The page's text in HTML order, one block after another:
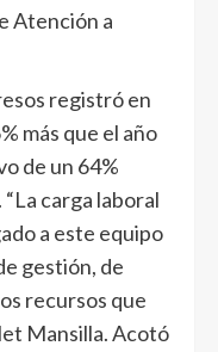
Atención a
registró en
más que el año
de un 64%
carga laboral
a este equipo
gestión, de
recursos que
Mansilla. Acotó